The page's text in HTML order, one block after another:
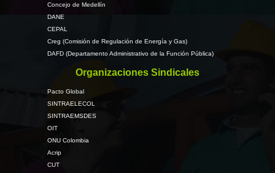
Concejo de Medellín
DANE
CEPAL
Creg (Comisión de Regulación de Energía y Gas)
DAFD (Departamento Administrativo de la Función Pública)
Organizaciones Sindicales
Pacto Global
SINTRAELECOL
SINTRAEMSDES
OIT
ONU Colombia
Acrip
CUT